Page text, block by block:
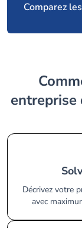
Comparez
Comment trouver le meilleur
Décrivez votre
avec